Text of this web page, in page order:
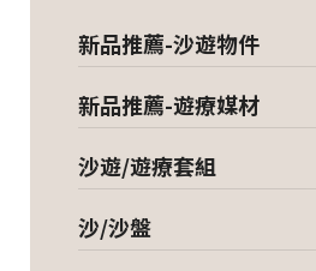
新品推薦-沙遊物件
新品推薦-遊療媒材
沙遊/遊療套組
沙/沙盤